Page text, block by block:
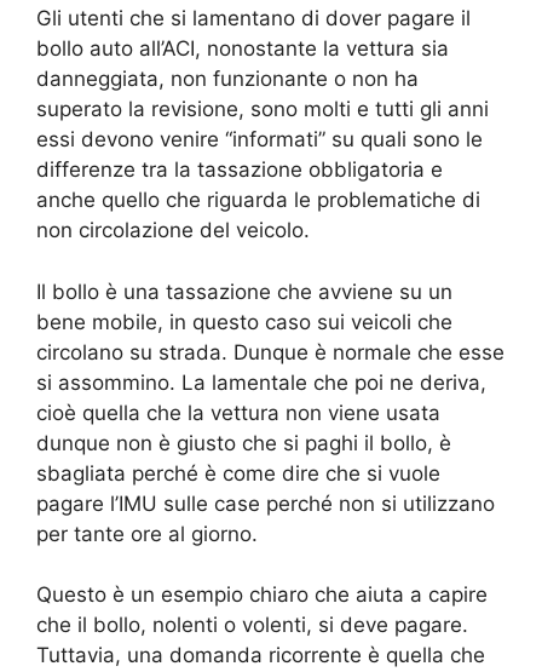
Gli utenti che si lamentano di dover pagare il
bollo auto all’ACI, nonostante la vettura sia
danneggiata, non funzionante o non ha
superato la revisione, sono molti e tutti gli anni
essi devono venire “informati” su quali sono le
differenze tra la tassazione obbligatoria e
anche quello che riguarda le problematiche di
non circolazione del veicolo.
Il bollo è una tassazione che avviene su un
bene mobile, in questo caso sui veicoli che
circolano su strada. Dunque è normale che esse
si assommino. La lamentale che poi ne deriva,
cioè quella che la vettura non viene usata
dunque non è giusto che si paghi il bollo, è
sbagliata perché è come dire che si vuole
pagare l’IMU sulle case perché non si utilizzano
per tante ore al giorno.
Questo è un esempio chiaro che aiuta a capire
che il bollo, nolenti o volenti, si deve pagare.
Tuttavia, una domanda ricorrente è quella che